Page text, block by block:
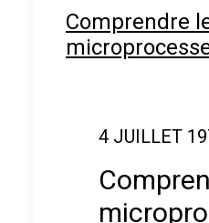
Comprendre
4 JUILLET